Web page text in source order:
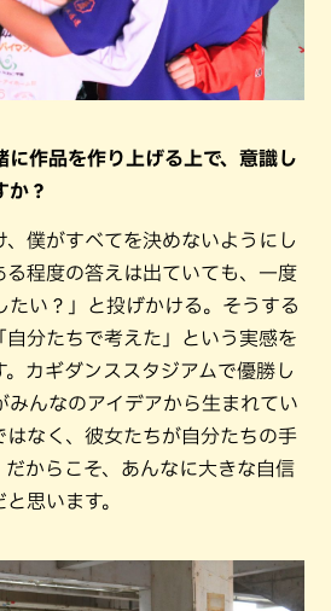
作品を作り上げる上で、意識し
か？
僕がすべてを決めないようにし
る程度の答えは出ていても、一度
たい？」と投げかける。そうする
自分たちで考えた」という実感を
カギダンススタジアムで優勝し
みんなのアイデアから生まれてい
はなく、彼女たちが自分たちの手
だからこそ、あんなに大きな自信
思います。